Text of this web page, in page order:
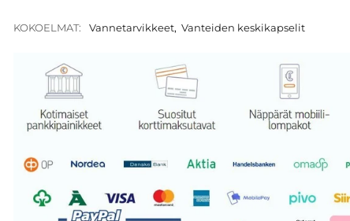
KOKOELMAT: Vannetarvikkeet, Vanteiden keskikapselit